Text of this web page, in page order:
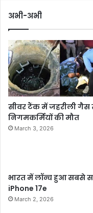
अभी-अभी
सीवर टैंक में जहरीली गैस
निगमकर्मियों की मौत
March 3, 2026
भारत में लॉन्च हुआ सबसे
iPhone 17e
March 2, 2026